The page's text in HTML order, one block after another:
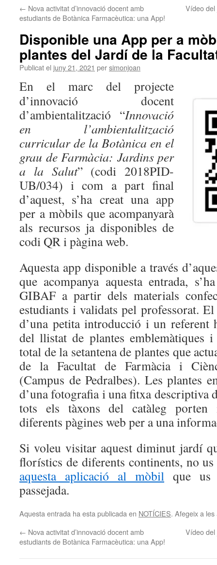
← Nova activitat d’innovació docent amb
estudiants de Botànica Farmacèutica: una App!
Vídeo del
Disponible una App per a
plantes del Jardí de la
Publicat el juny 21, 2021 persimonjoan
En el marc del projecte
d’innovació docent
d’ambientalització “Innovació
en l’ambientalització
curricular de la Botànica en el
grau de Farmàcia: Jardins per
a la Salut” (codi 2018PID-
UB/034) i com a part final
d’aquest, s’ha creat una app
per a mòbils que acompanyarà
als recursos ja disponibles de
codi QR i pàgina web.
Aquesta app disponible a través
que acompanya aquesta entrada,
GIBAF a partir dels materials
estudiants i validats pel professorat.
d’una petita introducció i un
del llistat de plantes emblemàtiques
total de la setantena de plantes que
de la Facultat de Farmàcia i
(Campus de Pedralbes). Les plantes
d’una fotografia i una fitxa descriptiva
tots els tàxons del catàleg porten
diferents pàgines web per a una
Si voleu visitar aquest diminut jardí
florístics de diferents continents, no us
aquesta aplicació al mòbil que us
passejada.
Aquesta entrada ha esta publicada en NOTÍCIES. Afegeix a
← Nova activitat d’innovació docent amb
estudiants de Botànica Farmacèutica: una App!
Vídeo del